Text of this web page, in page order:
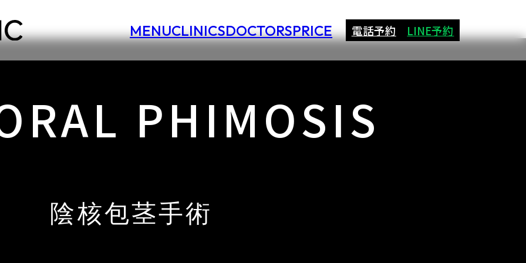
MENUCLINICSDOCTORSPRICE 電話予約 LINE予約
PHIMOSIS
陰核包茎手術